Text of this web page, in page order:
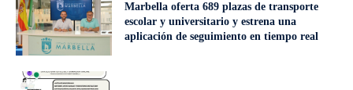
Marbella oferta 689 plazas de transporte
escolar y universitario y estrena una
aplicación de seguimiento en tiempo real